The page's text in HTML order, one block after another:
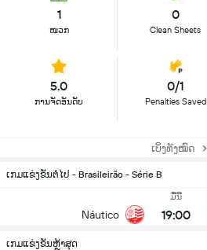
1
ໜວກ
0
Clean Sheets
5.0
ການຈັດອັນດັບ
0/1
Penalties Saved
ເບິ່ງທັງໝົດ
ເກມແຂ່ງຂັນຕໍ່ໄປ - Brasileirão - Série B
Náutico
ມື້ນີ້
19:00
ເກມແຂ່ງຂັນຫຼ້າສຸດ